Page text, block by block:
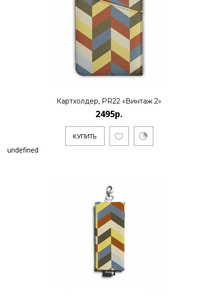
Картхолдер, PR22 «Винтаж 2»
2495р.
КУПИТЬ
undefined